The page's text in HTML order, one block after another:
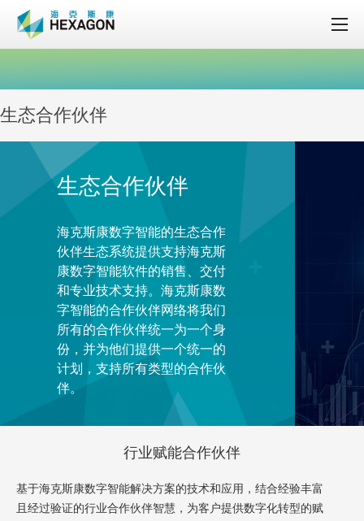
生态合作伙伴
生态合作伙伴
海克斯康数字智能的生态合作
伙伴生态系统提供支持海克斯
康数字智能软件的销售、交付
和专业技术支持。海克斯康数
字智能的合作伙伴网络将我们
所有的合作伙伴统一为一个身
份，并为他们提供一个统一的
计划，支持所有类型的合作伙
伴。
行业赋能合作伙伴
基于海克斯康数字智能解决方案的技术和应用，结合经验丰富
且经过验证的行业合作伙伴智慧，为客户提供数字化转型的赋